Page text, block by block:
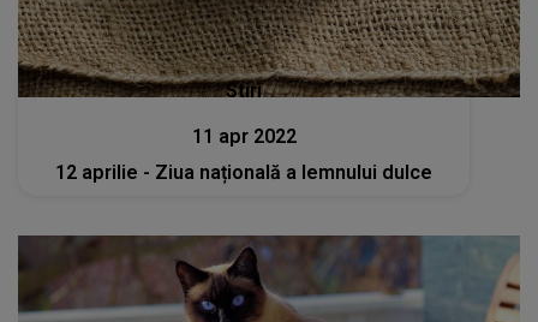
Stiri
11 apr 2022
12 aprilie - Ziua națională a lemnului dulce